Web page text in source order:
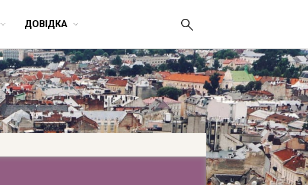
ДОВІДКА